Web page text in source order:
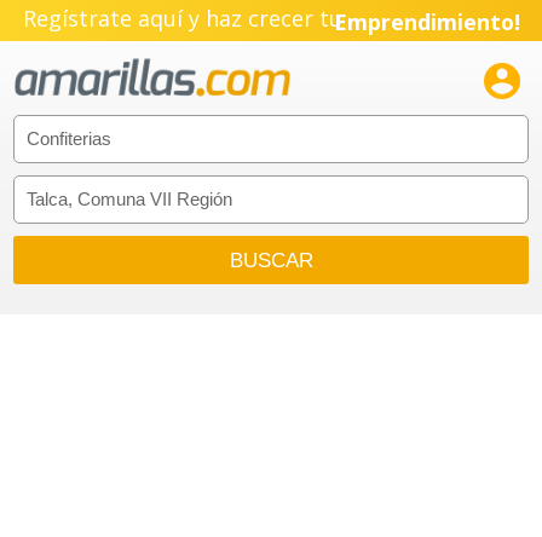
Regístrate aquí y haz crecer tuEmprendimiento!
